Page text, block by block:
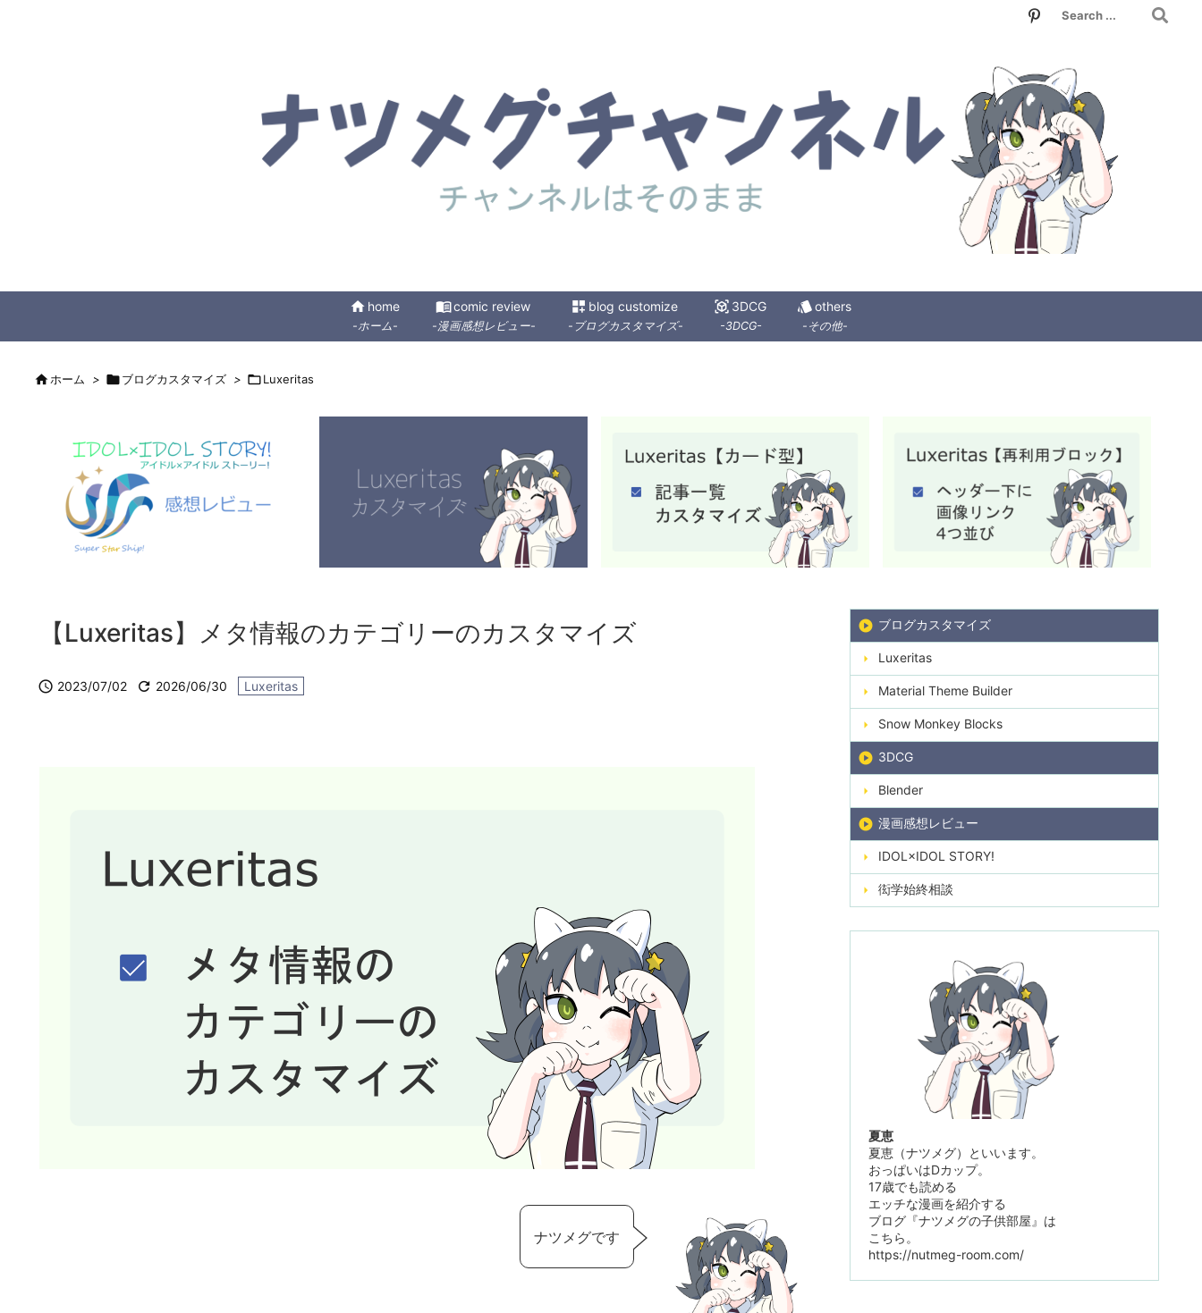
homehome
-ホーム-
menu_bookcomic review
-漫画感想レビュー-
dashboard_customize blog customize
-ブログカスタマイズ-
view_in_ar3DCG
-3DCG-
styleothers
-その他-
ホーム > ブログカスタマイズ > Luxeritas
【Luxeritas】メタ情報のカテゴリーのカスタマイズ
 2023/07/02  2026/06/30 Luxeritas
ナツメグです
ブログカスタマイズ
Luxeritas
Material Theme Builder
Snow Monkey Blocks
3DCG
Blender
漫画感想レビュー
IDOL×IDOL STORY!
衒学始終相談
夏恵
夏恵（ナツメグ）といいます。
おっぱいはDカップ。
17歳でも読める
エッチな漫画を紹介する
ブログ『ナツメグの子供部屋』は
こちら。
https://nutmeg-room.com/